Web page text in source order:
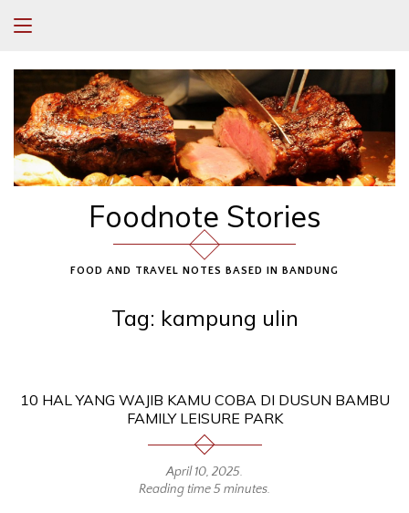
Foodnote Stories
FOOD AND TRAVEL NOTES BASED IN BANDUNG
Tag: kampung ulin
10 HAL YANG WAJIB KAMU COBA DI DUSUN BAMBU
FAMILY LEISURE PARK
April 10, 2025.
Reading time 5 minutes.